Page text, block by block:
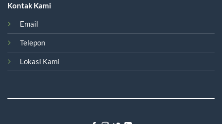
Kontak Kami
Email
Telepon
Lokasi Kami